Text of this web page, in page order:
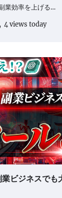
業効率を上げる…
4 views today
ビジネスでも